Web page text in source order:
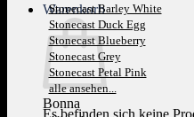
Warenkorb
Es befinden sich keine
Stonecast Barley White
Stonecast Duck Egg
Stonecast Blueberry
Stonecast Grey
Stonecast Petal Pink
alle ansehen...
Bonna